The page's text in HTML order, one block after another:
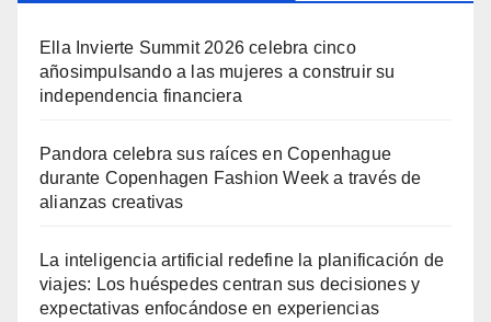
Ella Invierte Summit 2026 celebra cinco
añosimpulsando a las mujeres a construir su
independencia financiera
Pandora celebra sus raíces en Copenhague
durante Copenhagen Fashion Week a través de
alianzas creativas
La inteligencia artificial redefine la planificación de
viajes: Los huéspedes centran sus decisiones y
expectativas enfocándose en experiencias